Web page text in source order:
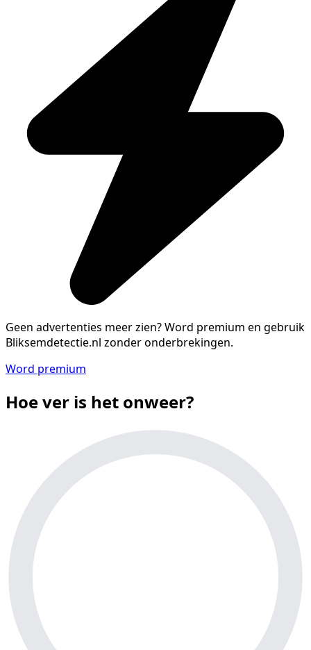
Geen advertenties meer zien?Word premium en gebruik
Bliksemdetectie.nl zonder onderbrekingen.
Word premium
Hoe ver is het onweer?